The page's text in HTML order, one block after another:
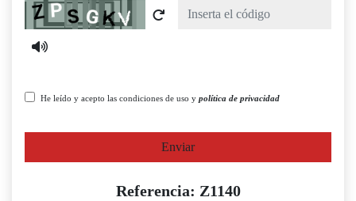
Captcha
He leído y acepto las condiciones de uso y política de privacidad
Enviar
Referencia: Z1140